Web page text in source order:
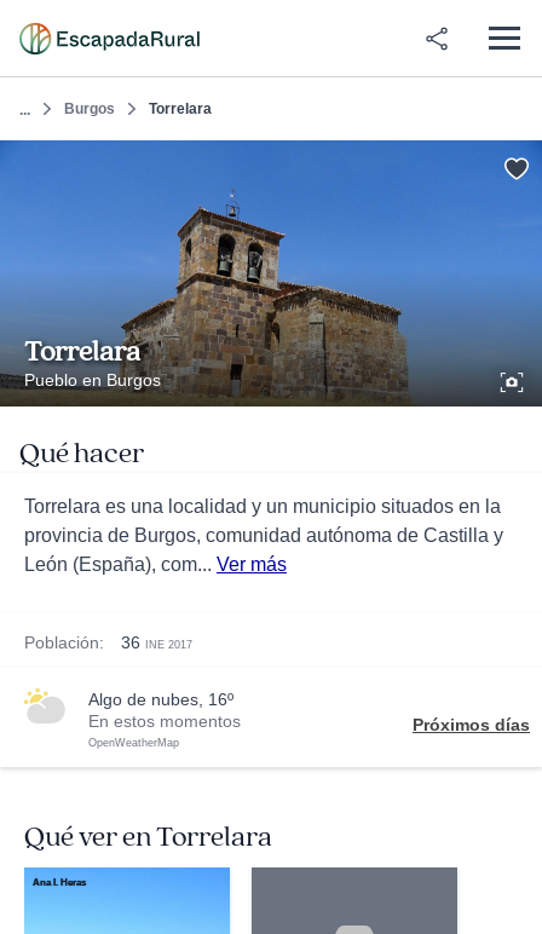
... Burgos Torrelara
Torrelara
Pueblo en Burgos
Qué hacer
Torrelara es una localidad y un municipio situados en la
provincia de Burgos, comunidad autónoma de Castilla y
León (España), com... Ver más
Población: 36 INE 2017
algo de nubes, 16º
En estos momentos
OpenWeatherMap
Próximos días
Qué ver en Torrelara
Ana I. Heras